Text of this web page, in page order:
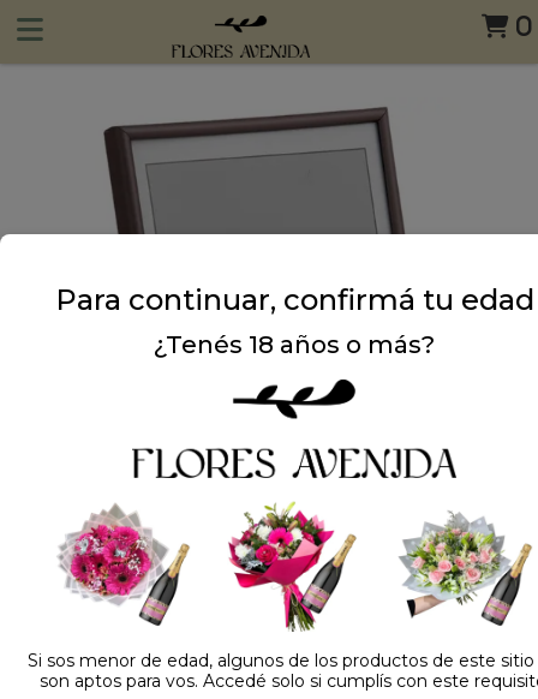
0
Para continuar, confirmá tu edad
¿Tenés 18 años o más?
Si sos menor de edad, algunos de los productos de este
son aptos para vos. Accedé solo si cumplís con este